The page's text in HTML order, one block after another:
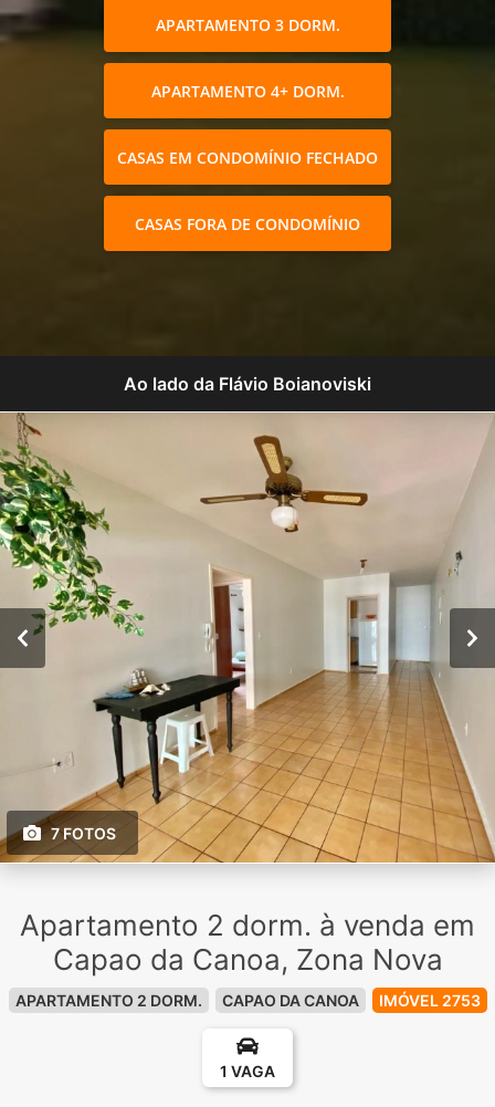
APARTAMENTO 3 DORM.
APARTAMENTO 4+ DORM.
CASAS EM CONDOMÍNIO FECHADO
CASAS FORA DE CONDOMÍNIO
Ao lado da Flávio Boianoviski
7 FOTOS
Apartamento 2 dorm. à venda em
Capao da Canoa, Zona Nova
APARTAMENTO 2 DORM. CAPAO DA CANOA IMÓVEL 2753
1 VAGA